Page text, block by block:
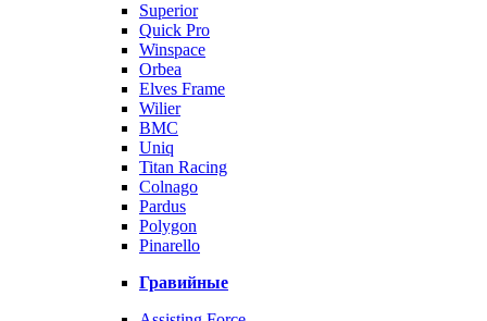
Superior
Quick Pro
Winspace
Orbea
Elves Frame
Wilier
BMC
Uniq
Titan Racing
Colnago
Pardus
Polygon
Pinarello
Гравийные